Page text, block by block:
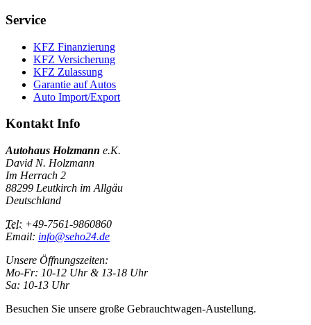
Service
KFZ Finanzierung
KFZ Versicherung
KFZ Zulassung
Garantie auf Autos
Auto Import/Export
Kontakt Info
Autohaus Holzmann e.K.
David N. Holzmann
Im Herrach 2
88299 Leutkirch im Allgäu
Deutschland
Tel: +49-7561-9860860
Email: info@seho24.de
Unsere Öffnungszeiten:
Mo-Fr: 10-12 Uhr & 13-18 Uhr
Sa: 10-13 Uhr
Besuchen Sie unsere große Gebrauchtwagen-Austellung.